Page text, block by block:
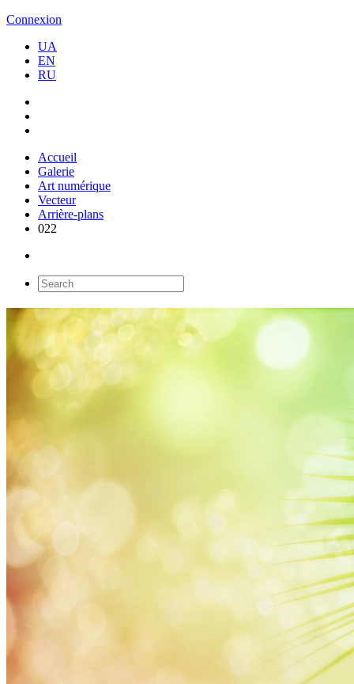
Connexion
UA
EN
RU
Accueil
Galerie
Art numérique
Vecteur
Arrière-plans
022